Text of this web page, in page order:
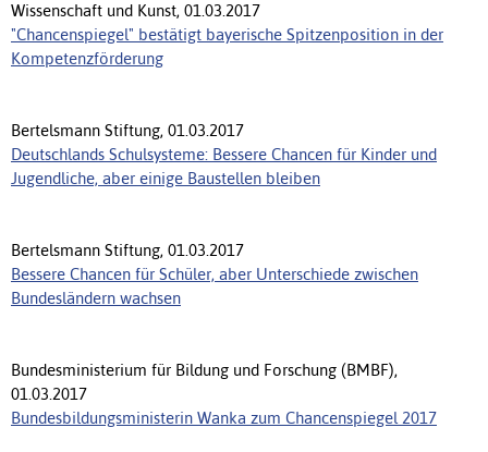
Wissenschaft und Kunst, 01.03.2017
"Chancenspiegel" bestätigt bayerische Spitzenposition in der
Kompetenzförderung
Bertelsmann Stiftung, 01.03.2017
Deutschlands Schulsysteme: Bessere Chancen für Kinder und
Jugendliche, aber einige Baustellen bleiben
Bertelsmann Stiftung, 01.03.2017
Bessere Chancen für Schüler, aber Unterschiede zwischen
Bundesländern wachsen
Bundesministerium für Bildung und Forschung (BMBF),
01.03.2017
Bundesbildungsministerin Wanka zum Chancenspiegel 2017